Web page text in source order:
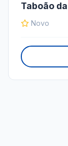
Taboão
Novo